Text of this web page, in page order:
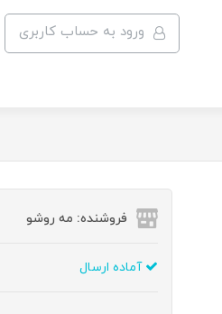
ورود به حساب کاربری
فروشنده: مه رو‌شو
آماده ارسال